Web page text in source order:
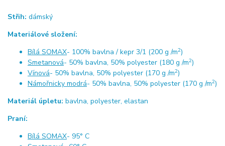
Střih: dámský
Materiálové složení:
Bílá SOMAX- 100% bavlna / kepr 3/1 (200 g /m2)
Smetanová- 50% bavlna, 50% polyester (180 g /m2)
Vínová- 50% bavlna, 50% polyester (170 g /m2)
Námořnicky modrá- 50% bavlna, 50% polyester (170 g /m2)
Materiál úpletu: bavlna, polyester, elastan
Praní:
Bílá SOMAX- 95° C